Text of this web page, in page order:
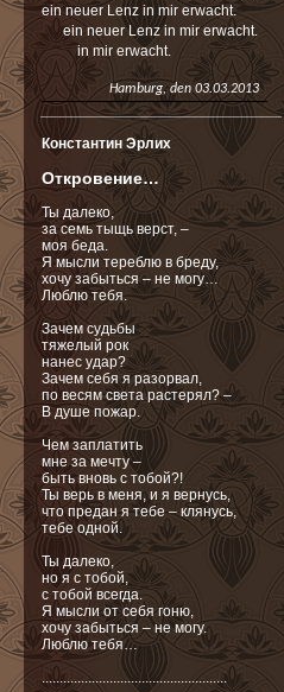
ein neuer Lenz in mir erwacht.
ein neuer Lenz in mir erwacht.
in mir erwacht.
Hamburg, den 03.03.2013
_____________________________
Константин Эрлих
Откровение…
Ты далеко,
за семь тыщь верст, –
моя беда.
Я мысли тереблю в бреду,
хочу забыться – не могу…
Люблю тебя.
Зачем судьбы
тяжелый рок
нанес удар?
Зачем себя я разорвал,
по весям света растерял? –
В душе пожар.
Чем заплатить
мне за мечту –
быть вновь с тобой?!
Ты верь в меня, и я вернусь,
что предан я тебе – клянусь,
тебе одной.
Ты далеко,
но я с тобой,
с тобой всегда.
Я мысли от себя гоню,
хочу забыться – не могу.
Люблю тебя…
....................................................